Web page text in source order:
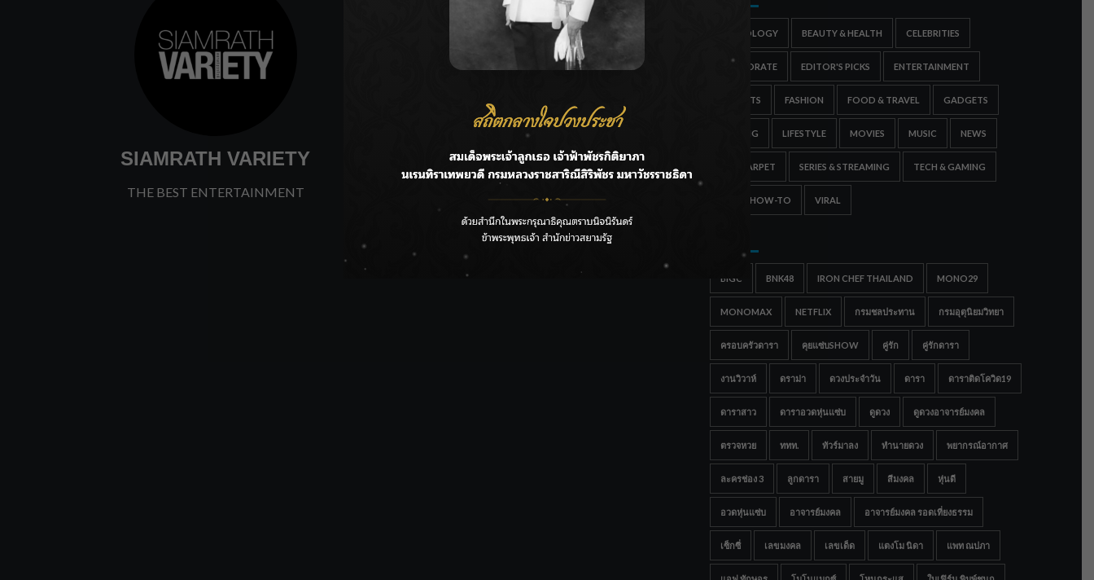
SIAMRATH VARIETY
THE BEST ENTERTAINMENT
กรมชลฯ รับฟังประชาชน ติดตามแก้ปัญหาโครงการประตู
ลาโลกนี้ ให้ใส่บาตรสิ่งนั้นไว้ตอนยังมีชีวิต”
ราชเลขานุการในพระองค์ฯ ติดตามโครงการหุบกะพง–ห้วย
ทรายใต้ เสริมความมั่นคงน้ำเพชรบุรี
ตรอง “G.O.A.T”
กรมชลฯ เกาะติดฝนทั่วประเทศ เตรียมเครื่องจักรรับมือน้ำ
ASTROLOGY BEAUTY & HEALTH CELEBRITIES
CORPORATE EDITOR'S PICKS ENTERTAINMENT
ESPORTS FASHION FOOD & TRAVEL GADGETS
GAMING LIFESTYLE MOVIES MUSIC NEWS
RED CARPET SERIES & STREAMING TECH & GAMING
TIPS & HOW-TO VIRAL
BIGC BNK48 IRON CHEF THAILAND MONO29
MONOMAX NETFLIX กรมชลประทาน กรมอุตุนิยมวิทยา
ครอบครัวดารา คุยแซ่บSHOW คู่รัก คู่รักดารา
งานวิวาห์ ดราม่า ดวงประจำวัน ดารา ดาราติดโควิด19
ดาราสาว ดาราอวดหุ่นแซ่บ ดูดวง ดูดวงอาจารย์มงคล
ตรวจหวย ททท. ทัวร์มาลง ทำนายดวง พยากรณ์อากาศ
ละครช่อง 3 ลูกดารา สายมู สีมงคล หุ่นดี
อวดหุ่นแซ่บ อาจารย์มงคล อาจารย์มงคล รอดเที่ยงธรรม
เซ็กซี่ เลขมงคล เลขเด็ด แตงโม นิดา แพท ณปภา